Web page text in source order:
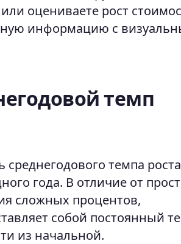
оцениваете рост
информацию с
темп
среднегодового темпа роста
года. В отличие от
сложных процентов,
собой постоянный
из начальной.